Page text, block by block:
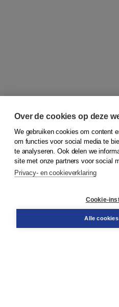
© 2026Koninklijke Boom uitgevers
Bestellen
Over de cookies op deze
We gebruiken cookies om content
om functies voor social media te
te analyseren. Ook delen we
site met onze partners voor social
Privacy- en cookieverklaring
Cookie-
Alle